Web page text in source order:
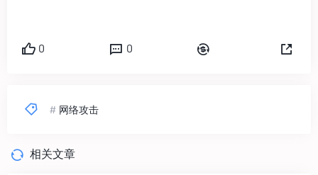
0 0
# 网络攻击
相关文章